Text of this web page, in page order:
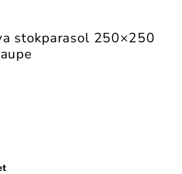
stokparasol 250×250